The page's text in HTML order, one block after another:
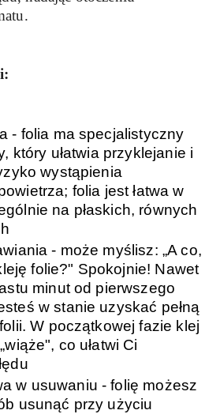
- folia ma specjalistyczny
który ułatwia przyklejanie i
wystąpienia
folia jest łatwa w
na płaskich, równych
- może myślisz: „A co,
folie?" Spokojnie! Nawet
minut od pierwszego
w stanie uzyskać pełną
W początkowej fazie klej
co ułatwi Ci
w usuwaniu - folię możesz
usunąć przy użyciu